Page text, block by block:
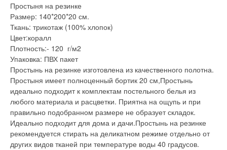
Простыня на резинке
Размер: 140*200*20 см.
Ткань: трикотаж (100% хлопок)
Цвет:коралл
Плотность:- 120 г/м2
Упаковка: ПВХ пакет
Простынь на резинке изготовлена из качественного полотна.
Простыня имеет полноценный бортик 20 см,Простынь
идеально подходит к комплектам постельного белья из
любого материала и расцветки. Приятна на ощупь и при
правильно подобранном размере не образует складок.
Идеально подходит для дома и дачи.Простынь на резинке
рекомендуется стирать на деликатном режиме отдельно от
других видов тканей при температуре воды 40 градусов.